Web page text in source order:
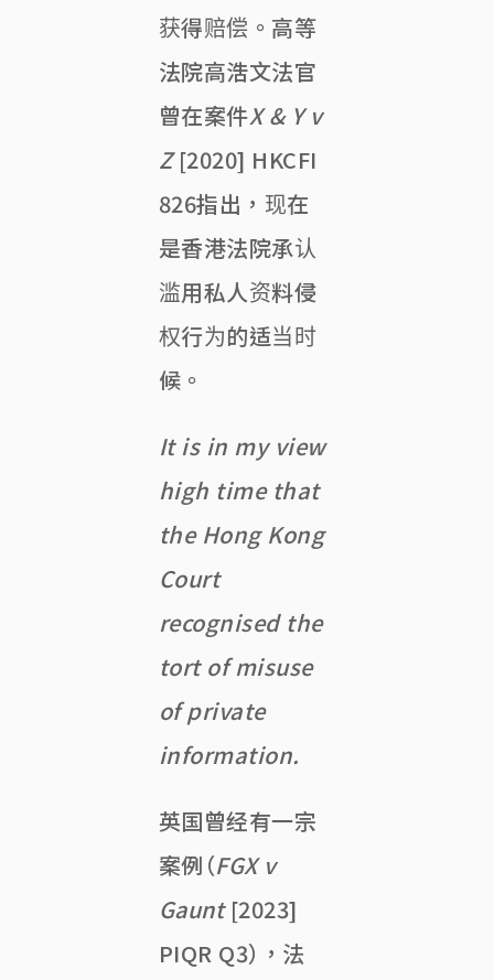
获得赔偿。高等
法院高浩文法官
曾在案件X & Y v
Z[2020] HKCFI
826指出，现在
是香港法院承认
滥用私人资料侵
权行为的适当时
候。
It is in my view
high time that
the Hong Kong
Court
recognised the
tort of misuse
of private
information.
英国曾经有一宗
案例（FGX v
Gaunt [2023]
PIQR Q3），法